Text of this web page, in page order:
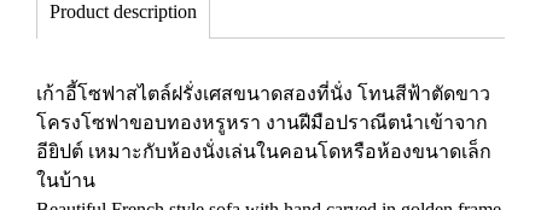
Product description
เก้าอี้โซฟาสไตล์ฝรั่งเศสขนาดสองที่นั่ง โทนสีฟ้าตัดขาว
โครงโซฟาขอบทองหรูหรา งานฝีมือปราณีตนำเข้าจาก
อียิปต์ เหมาะกับห้องนั่งเล่นในคอนโดหรือห้องขนาดเล็ก
ในบ้าน